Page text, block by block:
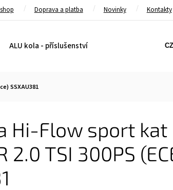
Doprava a platba Novinky Kontakty
ALU kola - příslušenství Bezpečnostní
SSXAU381
Hi-Flow sport
TSI 300PS